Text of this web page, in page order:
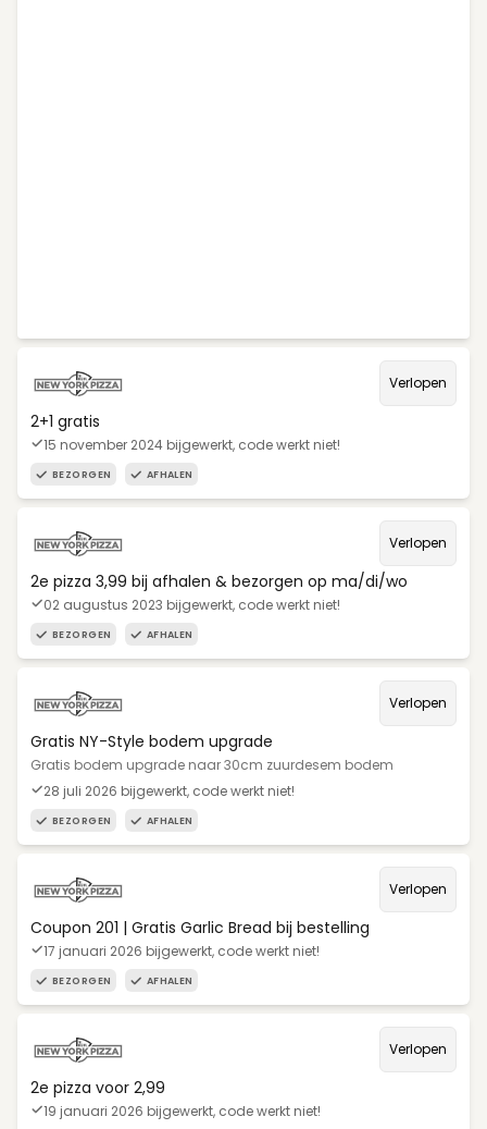
Verlopen
2+1 gratis
15 november 2024 bijgewerkt, code werkt niet!
BEZORGEN AFHALEN
Verlopen
2e pizza 3,99 bij afhalen & bezorgen op ma/di/wo
02 augustus 2023 bijgewerkt, code werkt niet!
BEZORGEN AFHALEN
Verlopen
Gratis NY-Style bodem upgrade
Gratis bodem upgrade naar 30cm zuurdesem bodem
28 juli 2026 bijgewerkt, code werkt niet!
BEZORGEN AFHALEN
Verlopen
Coupon 201 | Gratis Garlic Bread bij bestelling
17 januari 2026 bijgewerkt, code werkt niet!
BEZORGEN AFHALEN
Verlopen
2e pizza voor 2,99
19 januari 2026 bijgewerkt, code werkt niet!